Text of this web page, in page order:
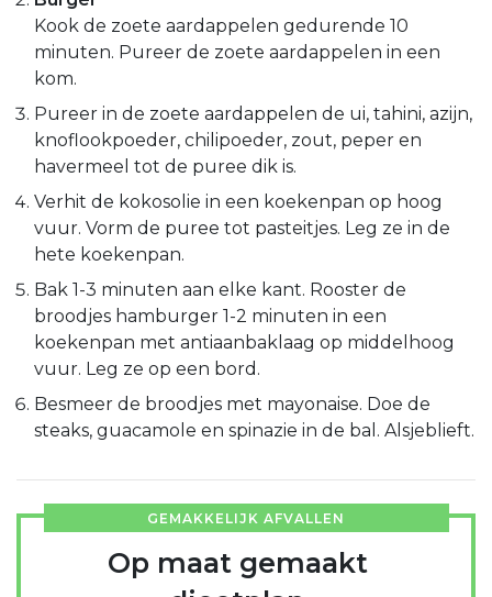
Kook de zoete aardappelen gedurende 10
minuten. Pureer de zoete aardappelen in een
kom.
Pureer in de zoete aardappelen de ui, tahini, azijn,
knoflookpoeder, chilipoeder, zout, peper en
havermeel tot de puree dik is.
Verhit de kokosolie in een koekenpan op hoog
vuur. Vorm de puree tot pasteitjes. Leg ze in de
hete koekenpan.
Bak 1-3 minuten aan elke kant. Rooster de
broodjes hamburger 1-2 minuten in een
koekenpan met antiaanbaklaag op middelhoog
vuur. Leg ze op een bord.
Besmeer de broodjes met mayonaise. Doe de
steaks, guacamole en spinazie in de bal. Alsjeblieft.
GEMAKKELIJK AFVALLEN
Op maat gemaakt